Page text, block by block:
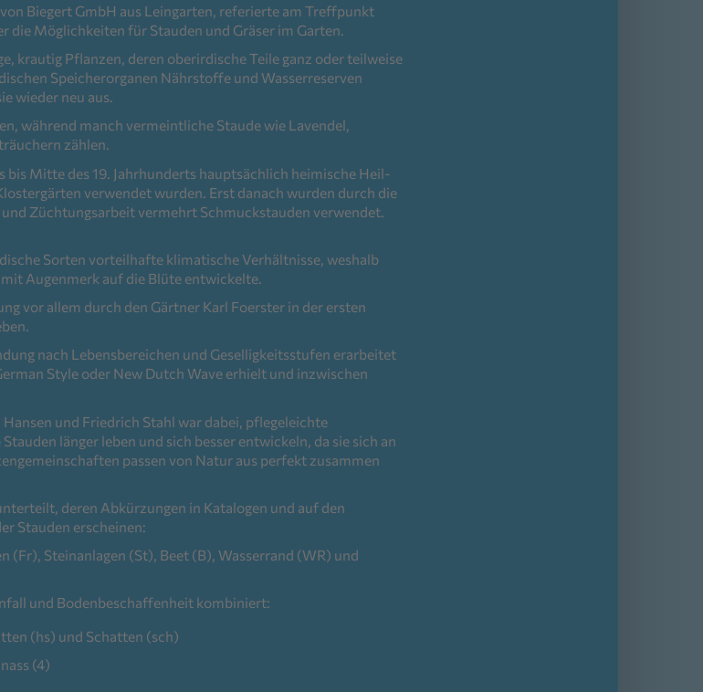
Biegert GmbH aus Leingarten, referierte am Treffpunkt
die Möglichkeiten für Stauden und Gräser im Garten.
krautig Pflanzen, deren oberirdische Teile ganz oder teilweise
Speicherorganen Nährstoffe und Wasserreserven
wieder neu aus.
während manch vermeintliche Staude wie Lavendel,
zählen.
bis Mitte des 19. Jahrhunderts hauptsächlich heimische Heil-
verwendet wurden. Erst danach wurden durch die
Züchtungsarbeit vermehrt Schmuckstauden verwendet.
Sorten vorteilhafte klimatische Verhältnisse, weshalb
Augenmerk auf die Blüte entwickelte.
vor allem durch den Gärtner Karl Foerster in der ersten
nach Lebensbereichen und Geselligkeitsstufen erarbeitet
Style oder New Dutch Wave erhielt und inzwischen
und Friedrich Stahl war dabei, pflegeleichte
länger leben und sich besser entwickeln, da sie sich an
passen von Natur aus perfekt zusammen
deren Abkürzungen in Katalogen und auf den
Stauden erscheinen:
(Fr), Steinanlagen (St), Beet (B), Wasserrand (WR) und
und Bodenbeschaffenheit kombiniert:
(hs) und Schatten (sch)
(4)